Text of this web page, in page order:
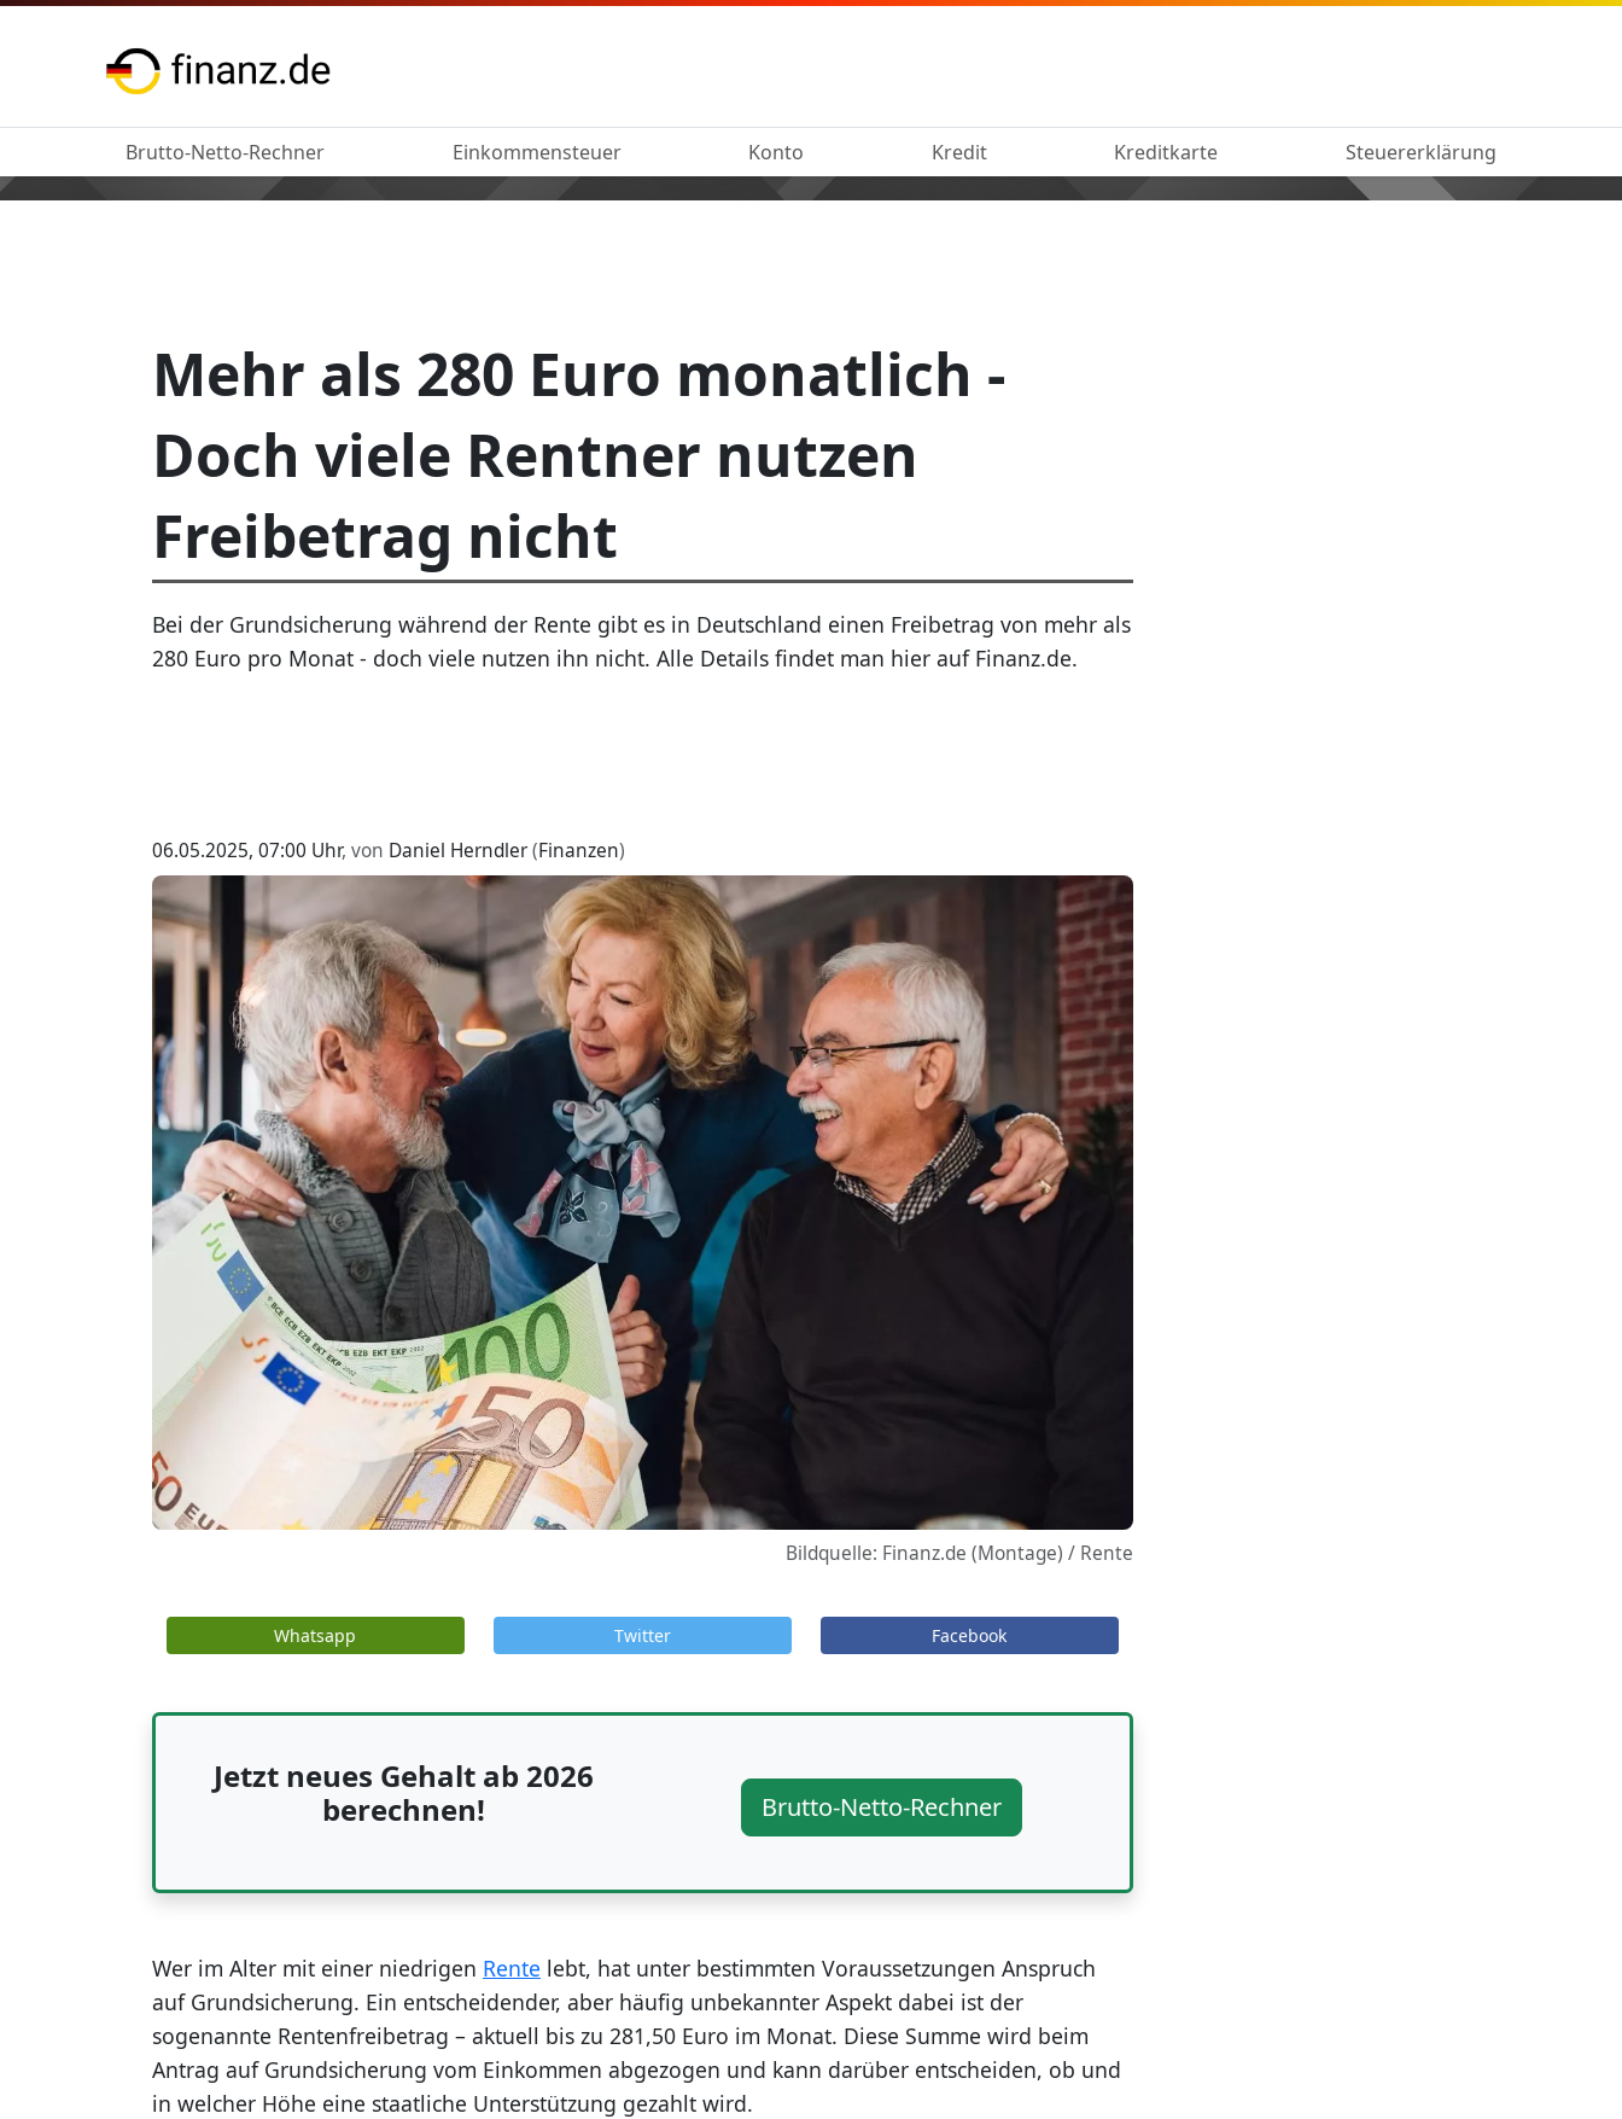
Brutto-Netto-Rechner Einkommensteuer Konto Kredit Kreditkarte Steuererklärung
Mehr als 280 Euro monatlich -
Doch viele Rentner nutzen
Freibetrag nicht
Bei der Grundsicherung während der Rente gibt es in Deutschland einen Freibetrag von mehr als
280 Euro pro Monat - doch viele nutzen ihn nicht. Alle Details findet man hier auf Finanz.de.
06.05.2025, 07:00 Uhr, von Daniel Herndler(Finanzen)
Bildquelle: Finanz.de (Montage) / Rente
Whatsapp Twitter Facebook
Jetzt neues Gehalt ab 2026
berechnen!
Brutto-Netto-Rechner
Wer im Alter mit einer niedrigen Rente lebt, hat unter bestimmten Voraussetzungen Anspruch
auf Grundsicherung. Ein entscheidender, aber häufig unbekannter Aspekt dabei ist der
sogenannte Rentenfreibetrag – aktuell bis zu 281,50 Euro im Monat. Diese Summe wird beim
Antrag auf Grundsicherung vom Einkommen abgezogen und kann darüber entscheiden, ob und
in welcher Höhe eine staatliche Unterstützung gezahlt wird.